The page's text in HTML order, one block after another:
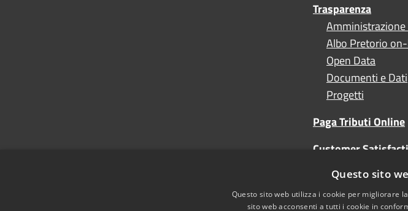
Trasparenza
Amministrazione
Albo Pretorio
Open Data
Documenti e Dati
Progetti
Paga Tributi Online
Customer
Turismo
Questo sito
Questo sito web utilizza i cookie per migliorare
sito web acconsenti a tutti i cookie in